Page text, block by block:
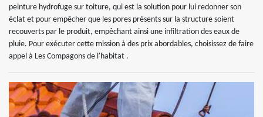
peinture hydrofuge sur toiture, qui est la solution pour lui redonner son
éclat et pour empêcher que les pores présents sur la structure soient
recouverts par le produit, empêchant ainsi une infiltration des eaux de
pluie. Pour exécuter cette mission à des prix abordables, choisissez de faire
appel à Les Compagons de l'habitat .